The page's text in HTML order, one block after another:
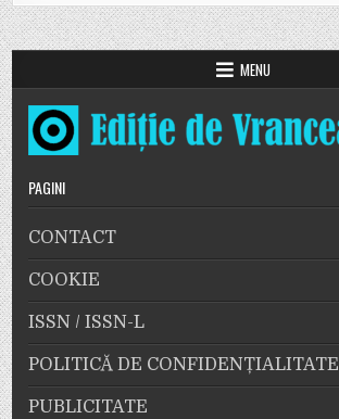
MENU
PAGINI
CONTACT
COOKIE
ISSN / ISSN-L
POLITICĂ DE CONFIDENȚIALITATE
PUBLICITATE